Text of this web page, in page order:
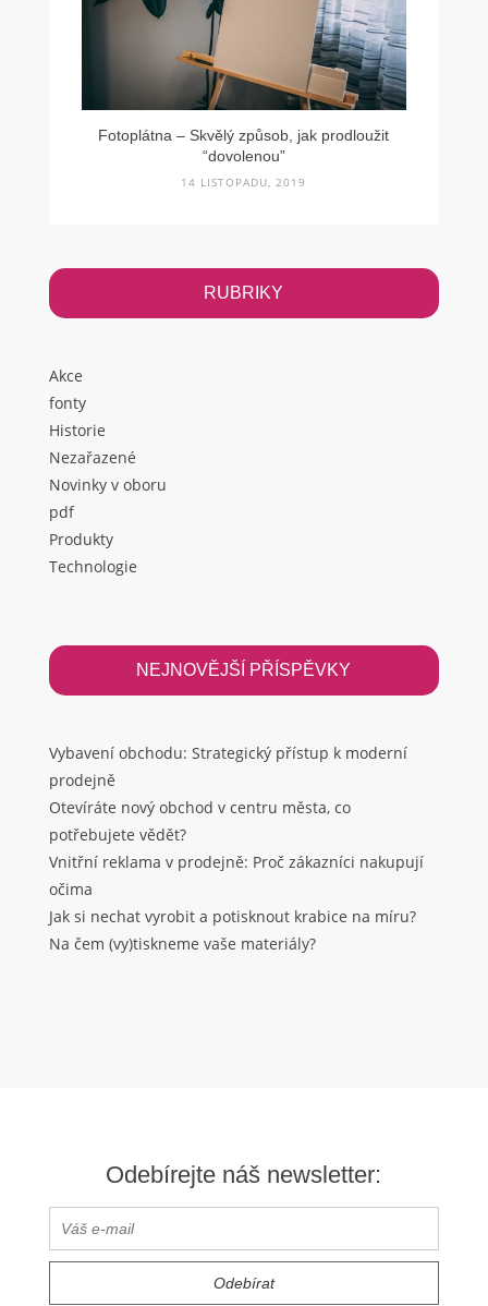
Fotoplátna – Skvělý způsob, jak prodloužit
“dovolenou”
14 LISTOPADU, 2019
RUBRIKY
Akce
fonty
Historie
Nezařazené
Novinky v oboru
pdf
Produkty
Technologie
NEJNOVĚJŠÍ PŘÍSPĚVKY
Vybavení obchodu: Strategický přístup k moderní
prodejně
Otevíráte nový obchod v centru města, co
potřebujete vědět?
Vnitřní reklama v prodejně: Proč zákazníci nakupují
očima
Jak si nechat vyrobit a potisknout krabice na míru?
Na čem (vy)tiskneme vaše materiály?
Odebírejte náš newsletter: